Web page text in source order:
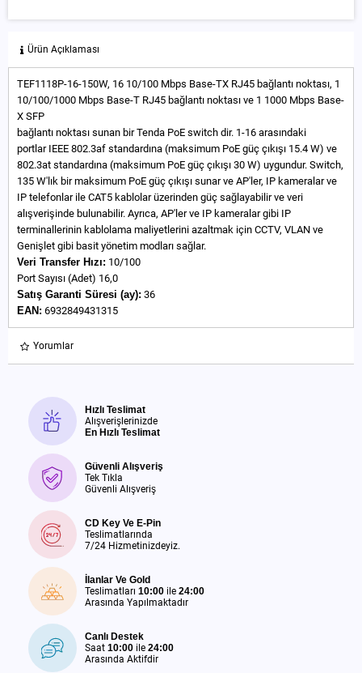
Ürün Açıklaması
TEF1118P-16-150W, 16 10/100 Mbps Base-TX RJ45 bağlantı noktası, 1
10/100/1000 Mbps Base-T RJ45 bağlantı noktası ve 1 1000 Mbps Base-
X SFP
bağlantı noktası sunan bir Tenda PoE switch dir. 1-16 arasındaki
portlar IEEE 802.3af standardına (maksimum PoE güç çıkışı 15.4 W) ve
802.3at standardına (maksimum PoE güç çıkışı 30 W) uygundur. Switch,
135 W'lık bir maksimum PoE güç çıkışı sunar ve AP'ler, IP kameralar ve
IP telefonlar ile CAT5 kablolar üzerinden güç sağlayabilir ve veri
alışverişinde bulunabilir. Ayrıca, AP'ler ve IP kameralar gibi IP
terminallerinin kablolama maliyetlerini azaltmak için CCTV, VLAN ve
Genişlet gibi basit yönetim modları sağlar.
Veri Transfer Hızı: 10/100
Port Sayısı (Adet) 16,0
Satış Garanti Süresi (ay): 36
EAN: 6932849431315
Yorumlar
Hızlı Teslimat
Alışverişlerinizde
En Hızlı Teslimat
Güvenli Alışveriş
Tek Tıkla
Güvenli Alışveriş
CD Key Ve E-Pin
Teslimatlarında
7/24 Hizmetinizdeyiz.
İlanlar Ve Gold
Teslimatları 10:00 ile 24:00
Arasında Yapılmaktadır
Canlı Destek
Saat 10:00 ile 24:00
Arasında Aktifdir